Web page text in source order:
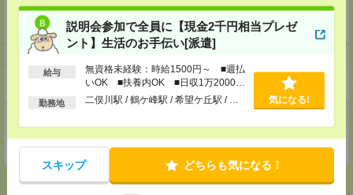
説明会参加で全員に【現金2千円相当プレゼ
ント】生活のお手伝い[派遣]
給与
無資格未経験：時給1500円～ ■週払
いOK ■扶養内OK ■日収1万2000円
以上
勤務地 二俣川駅 / 鶴ケ峰駅 / 希望ケ丘駅 / … 気になる!
スキップ どちらも気になる！
今後も更なる事業拡大に向けて、
共に会社を創り上げていくメンバーを募集いたします
ホームページ
https://en-gage.net/enbridge-s_saiyo1/
神奈川県横浜市中区不老町２－１０－４徳永関内ビル３０２